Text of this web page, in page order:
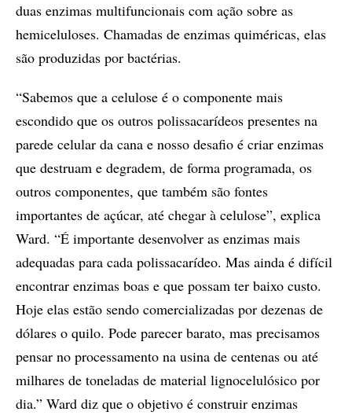
duas enzimas multifuncionais com ação sobre as
hemiceluloses. Chamadas de enzimas quiméricas, elas
são produzidas por bactérias.
“Sabemos que a celulose é o componente mais
escondido que os outros polissacarídeos presentes na
parede celular da cana e nosso desafio é criar enzimas
que destruam e degradem, de forma programada, os
outros componentes, que também são fontes
importantes de açúcar, até chegar à celulose”, explica
Ward. “É importante desenvolver as enzimas mais
adequadas para cada polissacarídeo. Mas ainda é difícil
encontrar enzimas boas e que possam ter baixo custo.
Hoje elas estão sendo comercializadas por dezenas de
dólares o quilo. Pode parecer barato, mas precisamos
pensar no processamento na usina de centenas ou até
milhares de toneladas de material lignocelulósico por
dia.” Ward diz que o objetivo é construir enzimas